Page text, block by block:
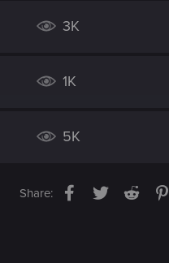
3K
1K
5K
Share: Facebook
TwitterReddit